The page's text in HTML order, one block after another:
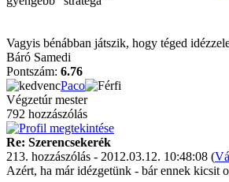
Vagyis bénábban játszik, hogy téged
Báró Samedi
Pontszám: 6.76
Paco
Végzetúr mester
792 hozzászólás
Re: Szerencsekerék
213. hozzászólás - 2012.03.12. 10:48:08 (
Azért, ha már idézgetünk - bár ennek kicsit